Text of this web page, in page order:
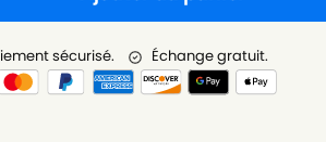
sécurisé. Échange gratuit.